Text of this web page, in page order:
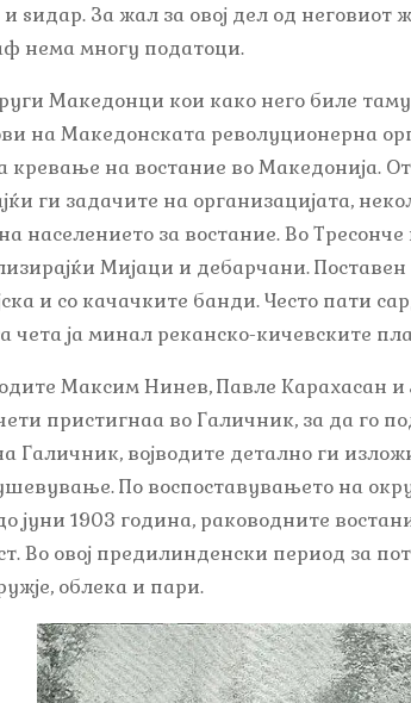
ѕидар. За жал за овој дел од неговиот
нема многу податоци.
Македонци кои како него биле
на Македонската револуционерна
на востание во Македонија.
ги задачите на организацијата,
населението за востание. Во
Мијаци и дебарчани.
и со качачките банди. Често пати
чета ја минал реканско-кичевските
Максим Нинев, Павле Карахасан
пристигнаа во Галичник, за да го
Галичник, војводите детално ги
По воспоставувањето на
јуни 1903 година, раководните
Во овој предилинденски период за
облека и пари.